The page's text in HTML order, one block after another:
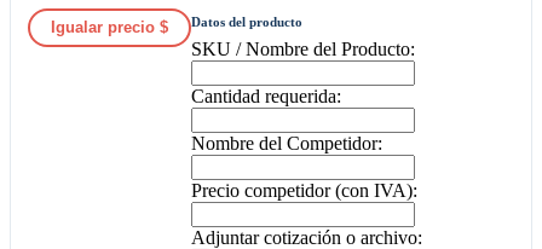
Igualar precio $ Datos del producto
SKU / Nombre del Producto:
Cantidad requerida:
Nombre del Competidor:
Precio competidor (con IVA):
Adjuntar cotización o archivo: